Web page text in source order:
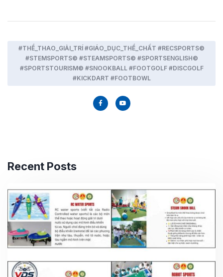
#THỂ_THAO_GIẢI_TRÍ #GIÁO_DỤC_THỂ_CHẤT #RECSPORTS©
#STEMSPORTS© #STEAMSPORTS© #SPORTSENGLISH©
#SPORTSTOURISM© #SNOOKBALL #FOOTGOLF #DISCGOLF
#KICKDART #FOOTBOWL
Recent Posts